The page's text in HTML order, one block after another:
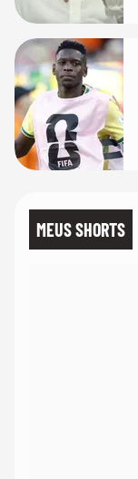
MEUS SHORTS